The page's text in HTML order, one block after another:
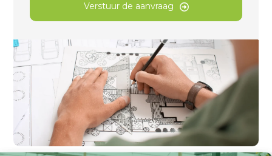
Verstuur de aanvraag